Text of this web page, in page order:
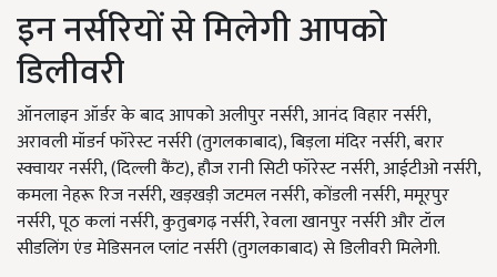
इन नर्सरियों से मिलेगी आपको
डिलीवरी
ऑनलाइन ऑर्डर के बाद आपको अलीपुर नर्सरी, आनंद विहार नर्सरी,
अरावली मॉडर्न फॉरेस्ट नर्सरी (तुगलकाबाद), बिड़ला मंदिर नर्सरी, बरार
स्क्वायर नर्सरी, (दिल्ली कैंट), हौज रानी सिटी फॉरेस्ट नर्सरी, आईटीओ नर्सरी,
कमला नेहरू रिज नर्सरी, खड़खड़ी जटमल नर्सरी, कोंडली नर्सरी, ममूरपुर
नर्सरी, पूठ कलां नर्सरी, कुतुबगढ़ नर्सरी, रेवला खानपुर नर्सरी और टॉल
सीडलिंग एंड मेडिसनल प्लांट नर्सरी (तुगलकाबाद) से डिलीवरी मिलेगी.